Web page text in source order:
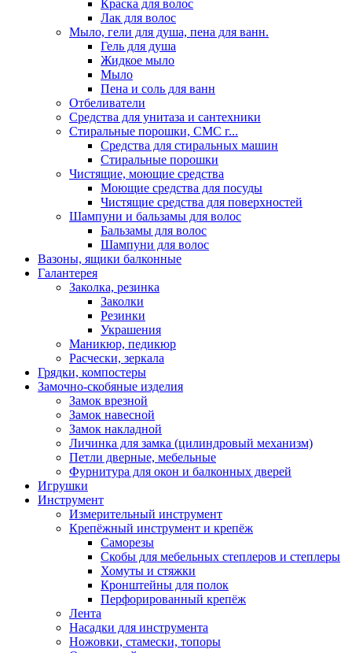
Краска для волос
Лак для волос
Мыло, гели для душа, пена для ванн.
Гель для душа
Жидкое мыло
Мыло
Пена и соль для ванн
Отбеливатели
Средства для унитаза и сантехники
Стиральные порошки, СМС г...
Средства для стиральных машин
Стиральные порошки
Чистящие, моющие средства
Моющие средства для посуды
Чистящие средства для поверхностей
Шампуни и бальзамы для волос
Бальзамы для волос
Шампуни для волос
Вазоны, ящики балконные
Галантерея
Заколка, резинка
Заколки
Резинки
Украшения
Маникюр, педикюр
Расчески, зеркала
Грядки, компостеры
Замочно-скобяные изделия
Замок врезной
Замок навесной
Замок накладной
Личинка для замка (цилиндровый механизм)
Петли дверные, мебельные
Фурнитура для окон и балконных дверей
Игрушки
Инструмент
Измерительный инструмент
Крепёжный инструмент и крепёж
Саморезы
Скобы для мебельных степлеров и степлеры
Хомуты и стяжки
Кронштейны для полок
Перфорированный крепёж
Лента
Насадки для инструмента
Ножовки, стамески, топоры